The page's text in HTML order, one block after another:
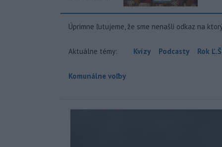
Úprimne ľutujeme, že sme nenašli odkaz na
Aktuálne témy: Kvízy Podcasty Rok
Komunálne voľby